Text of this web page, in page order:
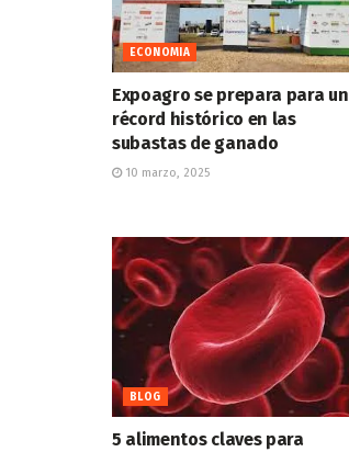
ECONOMIA
Expoagro se prepara para un
récord histórico en las
subastas de ganado
10 marzo, 2025
BLOG
5 alimentos claves para